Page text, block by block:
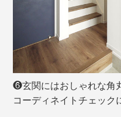
❻玄関にはおしゃれな角
コーディネイトチェック